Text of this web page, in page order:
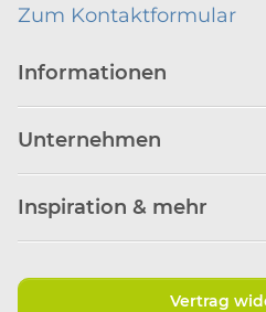
Zum Kontaktformular
Informationen
Unternehmen
Inspiration & mehr
Vertrag